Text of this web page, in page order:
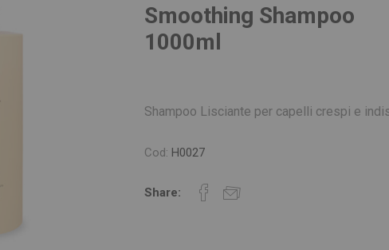
Smoothing Shampoo
1000ml
Shampoo Lisciante per capelli crespi e
Cod: H0027
Share: